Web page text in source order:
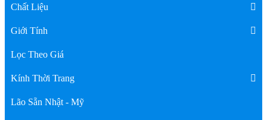
Chất Liệu
Giới Tính
Lọc Theo Giá
Kính Thời Trang
Lão Sẵn Nhật - Mỹ